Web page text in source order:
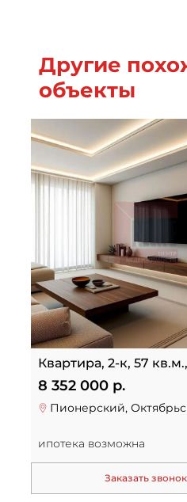
Другие
объекты
Квартира, 2-к, 57
8 352 000 р.
Пионерский,
ипотека возможна
Заказать звонок